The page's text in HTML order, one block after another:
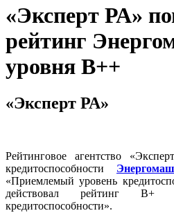
«Эксперт РА»
рейтинг
уровня В++
«Эксперт РА»
Рейтинговое агентство
кредитоспособности
«Приемлемый уровень
действовал рейтинг В+
кредитоспособности».